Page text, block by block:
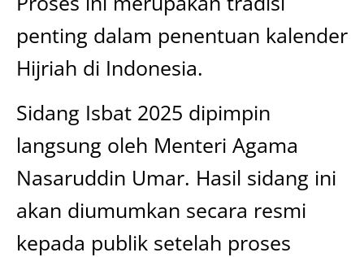
penting dalam penentuan kalender
Hijriah di Indonesia.
Sidang Isbat 2025 dipimpin
langsung oleh Menteri Agama
Nasaruddin Umar. Hasil sidang ini
akan diumumkan secara resmi
kepada publik setelah proses